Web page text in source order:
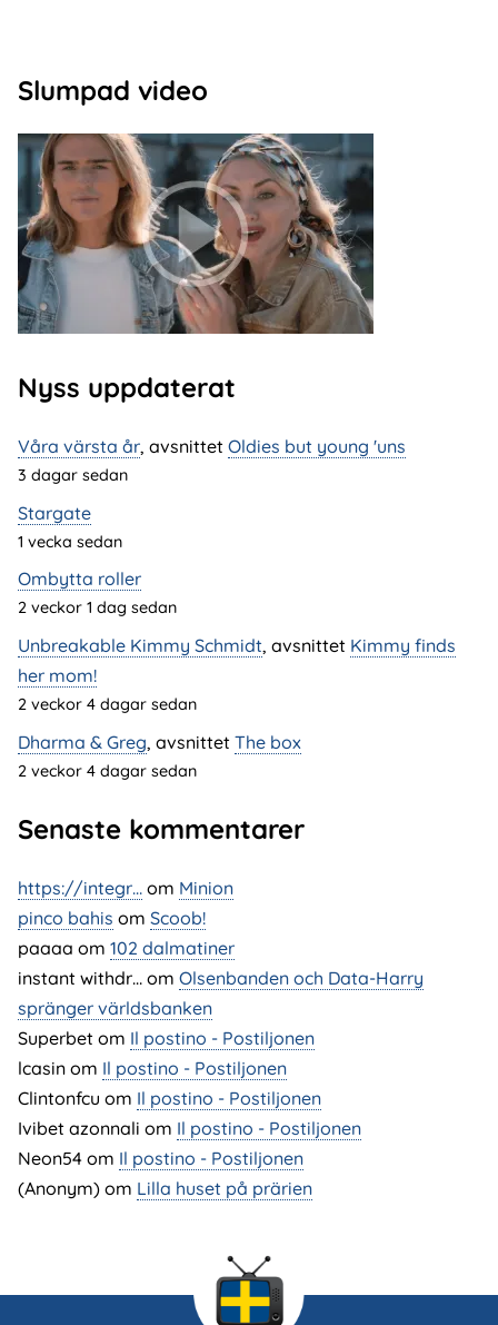
Slumpad video
Nyss uppdaterat
Våra värsta år, avsnittet Oldies but young 'uns
3 dagar sedan
Stargate
1 vecka sedan
Ombytta roller
2 veckor 1 dag sedan
Unbreakable Kimmy Schmidt, avsnittet Kimmy finds
her mom!
2 veckor 4 dagar sedan
Dharma & Greg, avsnittet The box
2 veckor 4 dagar sedan
Senaste kommentarer
https://integr… om Minion
pinco bahis om Scoob!
paaaa om 102 dalmatiner
instant withdr… om Olsenbanden och Data-Harry
spränger världsbanken
Superbet om Il postino - Postiljonen
lcasin om Il postino - Postiljonen
Clintonfcu om Il postino - Postiljonen
Ivibet azonnali om Il postino - Postiljonen
Neon54 om Il postino - Postiljonen
(Anonym) om Lilla huset på prärien